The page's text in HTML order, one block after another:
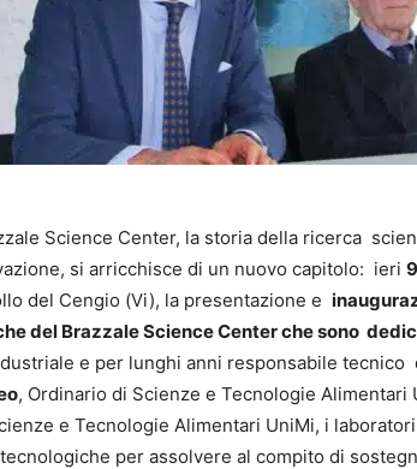
Science Center, la storia della ricerca
si arricchisce di un nuovo capitolo: ieri
del Cengio (Vi), la presentazione e
del Brazzale Science Center che sono
e per lunghi anni responsabile tecnico
, Ordinario di Scienze e Tecnologie Alimentari
e Tecnologie Alimentari UniMi, i
per assolvere al compito di